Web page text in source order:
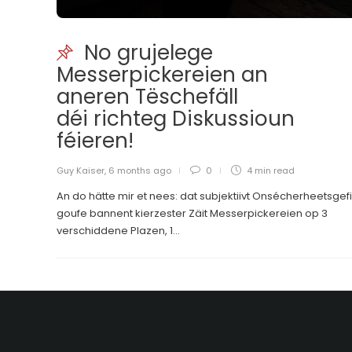
No grujelege
Messerpickereien an
aneren Tëschefäll
déi richteg Diskussioun
féieren!
Guy Kaiser, 6 months ago 0 4 min read
An do hätte mir et nees: dat subjektiivt
goufe bannent kierzester Zäit Messerpickereien op 3
verschiddene Plazen, 1...